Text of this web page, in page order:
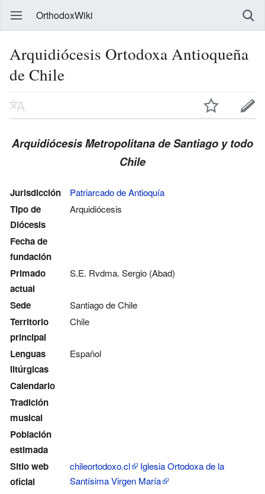
OrthodoxWiki
Arquidiócesis Ortodoxa Antioqueña
de Chile
Arquidiócesis Metropolitana de Santiago y todo
Chile
Jurisdicción Patriarcado de Antioquía
Tipo de
Diócesis
Arquidiócesis
Fecha de
fundación
Primado
actual
S.E. Rvdma. Sergio (Abad)
Sede Santiago de Chile
Territorio
principal
Chile
Lenguas
litúrgicas
Español
Calendario
Tradición
musical
Población
estimada
Sitio web
oficial
chileortodoxo.cl
Iglesia Ortodoxa de la
Santísima Virgen María